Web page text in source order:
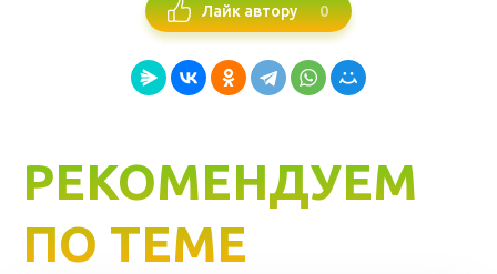
Лайк автору 0
РЕКОМЕНДУЕМ
ПО ТЕМЕ